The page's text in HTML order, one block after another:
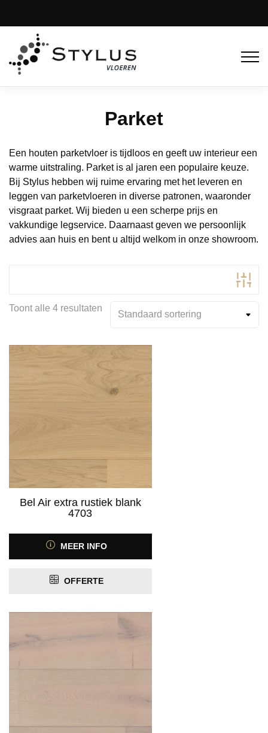
Parket
Een houten parketvloer is tijdloos en geeft uw interieur een
warme uitstraling. Parket is al jaren een populaire keuze.
Bij Stylus hebben wij ruime ervaring met het leveren en
leggen van parketvloeren in diverse patronen, waaronder
visgraat parket. Wij bieden u een scherpe prijs en
vakkundige legservice. Daarnaast geven we persoonlijk
advies aan huis en bent u altijd welkom in onze showroom.
Productcategorieën
18 mm
Product Kleur
Product Kleurspectrum
Product Motief
Product Antislip
Product Antistatisch
Product Geschikt voor vloerverwarming
Toont alle 4 resultaten
Bel Air extra rustiek blank
4703
MEER INFO
OFFERTE